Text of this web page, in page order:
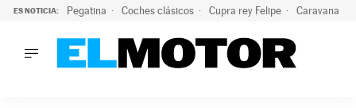
ES NOTICIA: Pegatina Coches clásicos Cupra rey Felipe Caravana